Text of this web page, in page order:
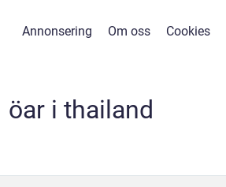
Annonsering Om oss Cookies
öar i thailand